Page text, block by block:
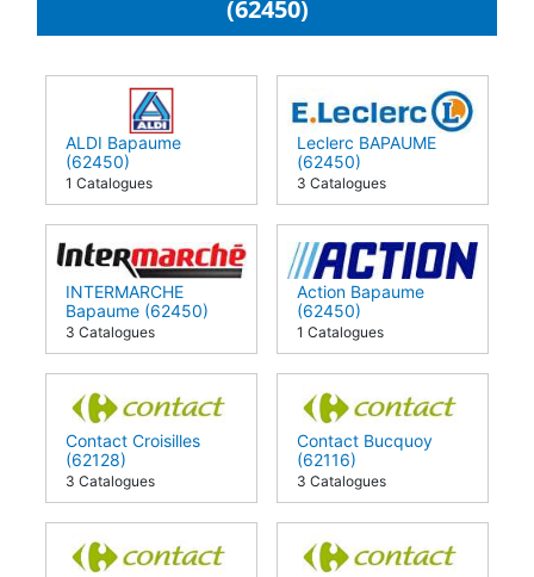
(62450)
ALDI Bapaume
(62450)
1 Catalogues
Leclerc BAPAUME
(62450)
3 Catalogues
INTERMARCHE
Bapaume (62450)
3 Catalogues
Action Bapaume
(62450)
1 Catalogues
Contact Croisilles
(62128)
3 Catalogues
Contact Bucquoy
(62116)
3 Catalogues